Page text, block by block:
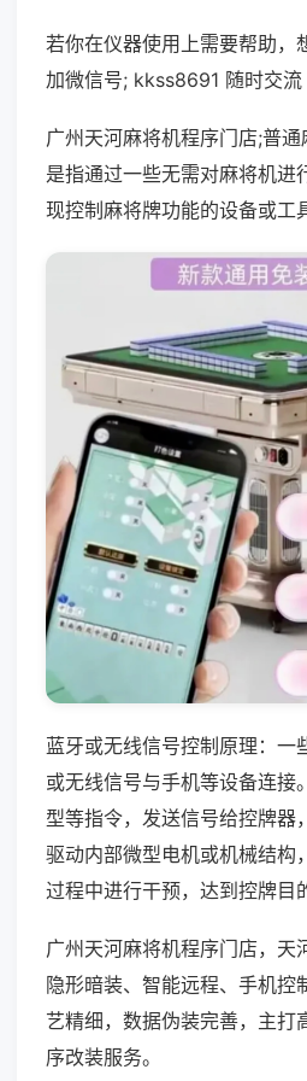
若你在仪器使用上需要帮助，
加微信号; kkss8691 随时交流
广州天河麻将机程序门店;普
是指通过一些无需对麻将机进
现控制麻将牌功能的设备或工
蓝牙或无线信号控制原理：一
或无线信号与手机等设备连接
型等指令，发送信号给控牌器
驱动内部微型电机或机械结构
过程中进行干预，达到控牌目
广州天河麻将机程序门店，天
隐形暗装、智能远程、手机控
艺精细，数据伪装完善，主打
序改装服务。